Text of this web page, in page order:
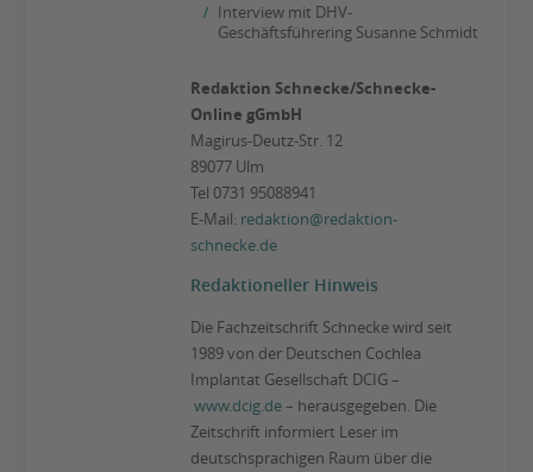
Interview mit DHV-
Geschäftsführering Susanne Schmidt
Redaktion Schnecke/Schnecke-
Online gGmbH
Magirus-Deutz-Str. 12
89077 Ulm
Tel 0731 95088941
E-Mail: redaktion@redaktion-
schnecke.de
Redaktioneller Hinweis
Die Fachzeitschrift Schnecke wird seit
1989 von der Deutschen Cochlea
Implantat Gesellschaft DCIG –
www.dcig.de– herausgegeben. Die
Zeitschrift informiert Leser im
deutschsprachigen Raum über die